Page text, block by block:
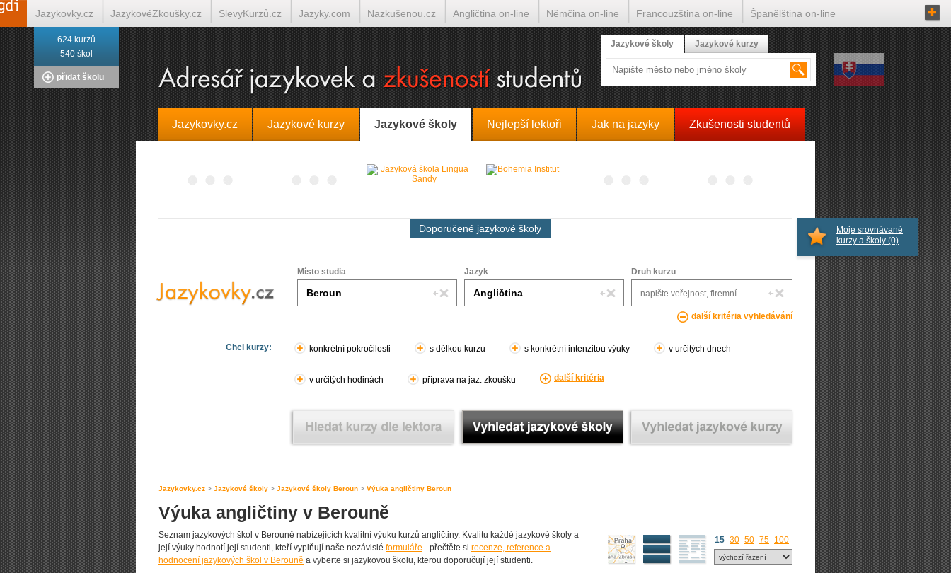
Jazykovky.cz Jazykové kurzy Jazykové školy Nejlepší lektoři Jak na jazyky Zkušenosti studentů
Doporučené jazykové školy
Místo studia Jazyk Druh kurzu
další kritéria vyhledávání
Chci kurzy: konkrétní pokročilosti s délkou kurzu s konkrétní intenzitou výuky v určitých dnech
v určitých hodinách příprava na jaz. zkoušku další kritéria
Jazykovky.cz > Jazykové školy > Jazykové školy Beroun > Výuka angličtiny Beroun
Výuka angličtiny v Berouně
Seznam jazykových škol v Berouně nabízejících kvalitní výuku kurzů angličtiny. Kvalitu každé jazykové školy a
její výuky hodnotí její studenti, kteří vyplňují naše nezávislé formuláře - přečtěte si recenze, reference a
hodnocení jazykových škol v Berouně a vyberte si jazykovou školu, kterou doporučují její studenti.
15 30 50 75 100
Moje srovnávané
kurzy a školy (0)
624 kurzů
540 škol
přidat školu
Jazykové školy Jazykové kurzy
Jazykovky.cz JazykovéZkoušky.cz SlevyKurzů.cz Jazyky.com Nazkušenou.cz Angličtina on-line Němčina on-line Francouzština on-line Španělština on-line
Italština on-line Tlumočení-Překlady.cz Překládá.cz Tlumočí.cz